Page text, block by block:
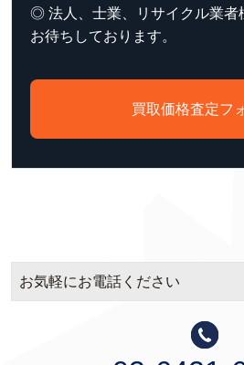
◎ 法人、士業、リサイクル業者
お待ちしております。
買取価格査定フ
お気軽にお電話ください